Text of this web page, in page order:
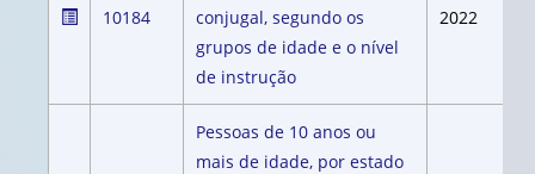
10184
conjugal, segundo os
grupos de idade e o nível
de instrução
2022
Pessoas de 10 anos ou
mais de idade, por estado